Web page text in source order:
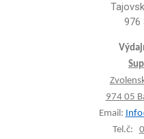
976
974 05
Email:
Tel.č: